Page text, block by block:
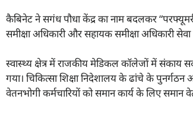
कैबिनेट ने सगंध पौधा केंद्र का नाम बदलकर
समीक्षा अधिकारी और सहायक समीक्षा अधिकारी
स्वास्थ्य क्षेत्र में राजकीय मेडिकल कॉलेजों में संकाय
गया। चिकित्सा शिक्षा निदेशालय के ढांचे के
वेतनभोगी कर्मचारियों को समान कार्य के लिए समान